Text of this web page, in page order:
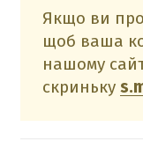
Якщо ви
щоб ваша
нашому
скриньку